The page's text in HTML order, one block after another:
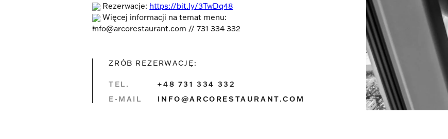
Rezerwacje: https://bit.ly/3TwDq48
Więcej informacji na temat menu:
info@arcorestaurant.com // 731 334 332
ZRÓB REZERWACJĘ:
TEL.
+48 731 334 332
E-MAIL
INFO@ARCORESTAURANT.COM